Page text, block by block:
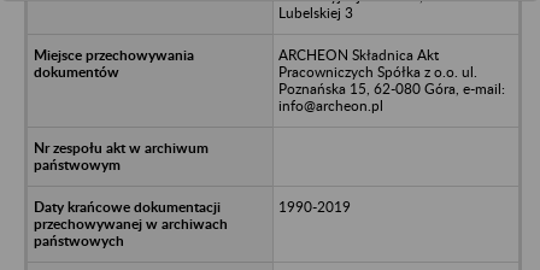
Lubelskiej 3
ARCHEON Składnica Akt
Pracowniczych Spółka z o.o. ul.
Poznańska 15, 62-080 Góra, e-mail:
info@archeon.pl
1990-2019